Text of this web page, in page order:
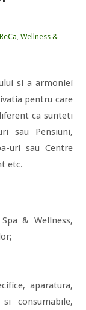
,Wellness &
si a armoniei
pentru care
ca sunteti
sau Pensiuni,
uri sau Centre
etc.
& Wellness,
aparatura,
consumabile,